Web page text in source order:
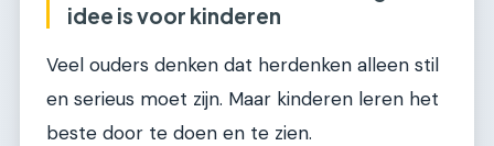
idee is voor kinderen
Veel ouders denken dat herdenken alleen stil
en serieus moet zijn. Maar kinderen leren het
beste door te doen en te zien.